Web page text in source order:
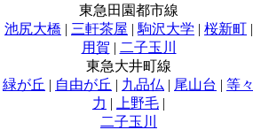
東急田園都市線
池尻大橋 | 三軒茶屋 | 駒沢大学 | 桜新町 |
用賀 | 二子玉川
東急大井町線
緑が丘 | 自由が丘 | 九品仏 | 尾山台 | 等々
力 | 上野毛 |
二子玉川